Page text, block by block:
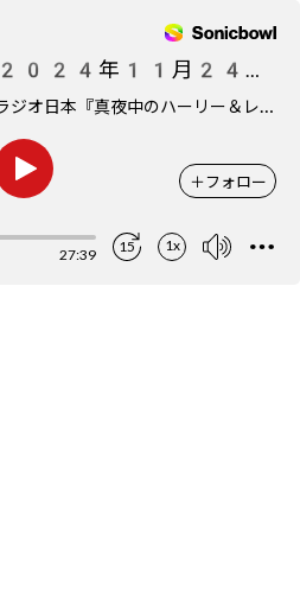
2024年11月24日 vs 陣（THE RAMPAGE）
ラ
ジオ日本『真夜中のハーリー＆レイス』ポッドキャスト
＋フォロー
27:39 15 1x